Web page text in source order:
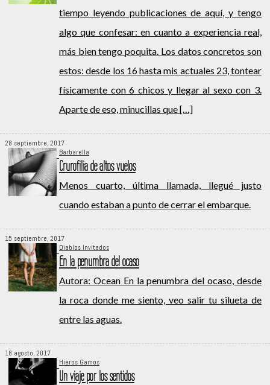
tiempo leyendo publicaciones de aquí, y tengo
algo que confesar: en cuanto a experiencia real,
más bien tengo poquita. Los datos concretos son
estos: desde los 16 hasta mis actuales 23, tontear
físicamente con 6 chicos y llegar al sexo con 3.
Aparte de eso, minucillas que […]
28 septiembre, 2017
Barbarella
Crurofilia de altos vuelos
Menos cuarto, última llamada, llegué justo
cuando estaban a punto de cerrar el embarque.
15 septiembre, 2017
Diablos Invitados
En la penumbra del ocaso
Autora: Ocean En la penumbra del ocaso, desde
la roca donde me siento, veo salir tu silueta de
entre las aguas.
18 agosto, 2017
Hieros Gamos
Un viaje por los sentidos